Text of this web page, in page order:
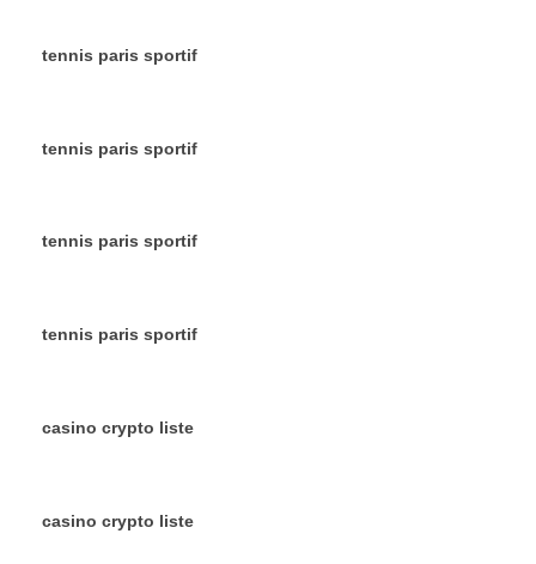
tennis paris sportif
tennis paris sportif
tennis paris sportif
tennis paris sportif
casino crypto liste
casino crypto liste